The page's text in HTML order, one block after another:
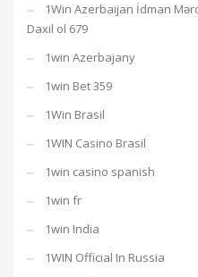
1Win Azerbaijan İdman
Daxil ol 679
1win Azerbajany
1win Bet 359
1Win Brasil
1WIN Casino Brasil
1win casino spanish
1win fr
1win India
1WIN Official In Russia